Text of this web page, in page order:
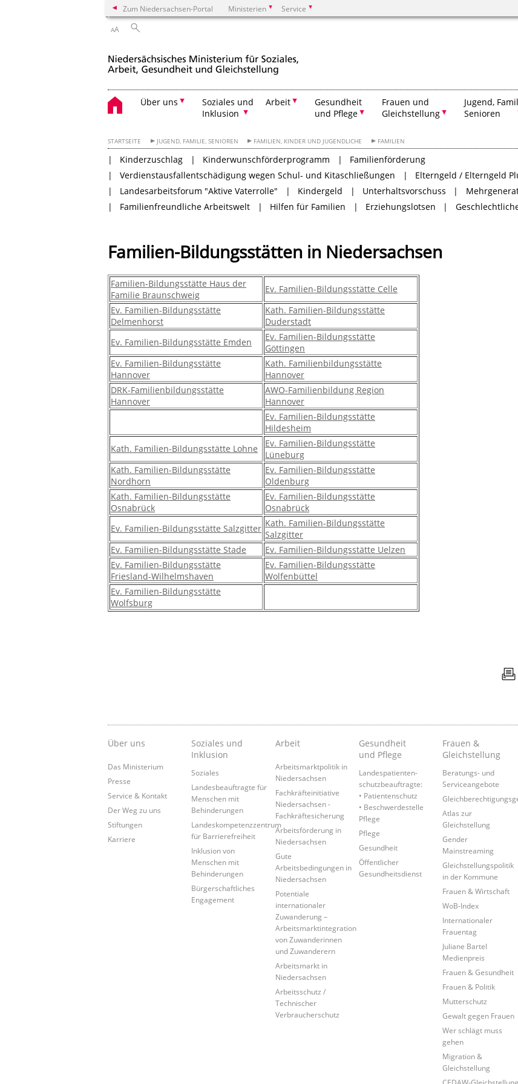
Zum Niedersachsen-Portal Ministerien Service
AA
Über uns
Soziales und
Inklusion
Arbeit
Gesundheit
und Pflege
Frauen und
Gleichstellung
Jugend,
Senioren
STARTSEITE JUGEND, FAMILIE, SENIOREN FAMILIEN, KINDER UND JUGENDLICHE FAMILIEN
Kinderzuschlag Kinderwunschförderprogramm
Familienförderung
Verdienstausfallentschädigung wegen Schul- und Kitaschließungen
Elterngeld / Elterngeld
Landesarbeitsforum "Aktive Vaterrolle"
Kindergeld Unterhaltsvorschuss
Familienfreundliche Arbeitswelt
Hilfen für Familien Erziehungslotsen
Familien-Bildungsstätten in Niedersachsen
Familien-Bildungsstätte Haus der
Familie Braunschweig
Ev. Familien-Bildungsstätte Celle
Ev. Familien-Bildungsstätte
Delmenhorst
Kath. Familien-Bildungsstätte
Duderstadt
Ev. Familien-Bildungsstätte Emden
Ev. Familien-Bildungsstätte
Göttingen
Ev. Familien-Bildungsstätte
Hannover
Kath. Familienbildungsstätte
Hannover
DRK-Familienbildungsstätte
Hannover
AWO-Familienbildung Region
Hannover
Ev. Familien-Bildungsstätte
Hildesheim
Kath. Familien-Bildungsstätte Lohne
Ev. Familien-Bildungsstätte
Lüneburg
Kath. Familien-Bildungsstätte
Nordhorn
Ev. Familien-Bildungsstätte
Oldenburg
Kath. Familien-Bildungsstätte
Osnabrück
Ev. Familien-Bildungsstätte
Osnabrück
Ev. Familien-Bildungsstätte Salzgitter Kath. Familien-Bildungsstätte
Salzgitter
Ev. Familien-Bildungsstätte Stade
Ev. Familien-Bildungsstätte Uelzen
Ev. Familien-Bildungsstätte
Friesland-Wilhelmshaven
Ev. Familien-Bildungsstätte
Wolfenbüttel
Ev. Familien-Bildungsstätte
Wolfsburg
Über uns
Das Ministerium
Presse
Service & Kontakt
Der Weg zu uns
Stiftungen
Karriere
Soziales und
Inklusion
Soziales
Landesbeauftragte für
Menschen mit
Behinderungen
Landeskompetenzzentrum
für Barrierefreiheit
Inklusion von
Menschen mit
Behinderungen
Bürgerschaftliches
Engagement
Arbeit
Arbeitsmarktpolitik in
Niedersachsen
Fachkräfteinitiative
Niedersachsen -
Fachkräftesicherung
Arbeitsförderung in
Niedersachsen
Gute
Arbeitsbedingungen in
Niedersachsen
Potentiale
internationaler
Zuwanderung –
Arbeitsmarktintegration
von Zuwanderinnen
und Zuwanderern
Arbeitsmarkt in
Niedersachsen
Arbeitsschutz /
Technischer
Verbraucherschutz
Gesundheit
und Pflege
Landespatienten­
schutzbeauftragte:
• Patientenschutz
• Beschwerdestelle
Pflege
Pflege
Gesundheit
Öffentlicher
Gesundheitsdienst
Frauen &
Gleichstellung
Beratungs- und
Serviceangebote
Atlas zur
Gleichstellung
Gender
Mainstreaming
Gleichstellungspolitik
in der Kommune
Frauen & Wirtschaft
WoB-Index
Internationaler
Frauentag
Juliane Bartel
Medienpreis
Frauen & Gesundheit
Frauen & Politik
Mutterschutz
Gewalt gegen Frauen
Wer schlägt muss
gehen
Migration &
Gleichstellung